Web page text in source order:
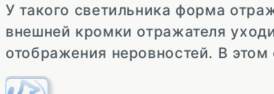
У такого светильника форма
внешней кромки отражателя
отображения неровностей. В этом